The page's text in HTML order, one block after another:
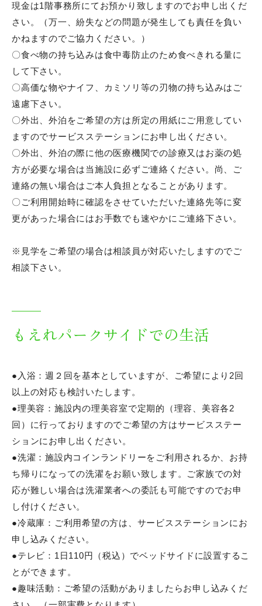
支援相談職
事務職
ケアマネージャー
特定技能実習生
その他保有資格
採用情報
看護師
介護福祉士
よくあるご質問
リハビリテーション
お食事
ご利用料金
採用関係
モエレ沼公園
行事スケジュール
最新行事情報
ご利用者様行事
ご利用者用販売
現金は1階事務所にてお預かり致しますのでお申し出くだ
さい。（万一、紛失などの問題が発生しても責任を負い
かねますのでご協力ください。）
〇食べ物の持ち込みは食中毒防止のため食べきれる量に
して下さい。
〇高価な物やナイフ、カミソリ等の刃物の持ち込みはご
遠慮下さい。
〇外出、外泊をご希望の方は所定の用紙にご用意してい
ますのでサービスステーションにお申し出ください。
〇外出、外泊の際に他の医療機関での診療又はお薬の処
方が必要な場合は当施設に必ずご連絡ください。尚、ご
連絡の無い場合はご本人負担となることがあります。
〇ご利用開始時に確認をさせていただいた連絡先等に変
更があった場合にはお手数でも速やかにご連絡下さい。
※見学をご希望の場合は相談員が対応いたしますのでご
相談下さい。
もえれパークサイドでの生活
●入浴：週２回を基本としていますが、ご希望により2回
以上の対応も検討いたします。
●理美容：施設内の理美容室で定期的（理容、美容各2
回）に行っておりますのでご希望の方はサービスステー
ションにお申し出ください。
●洗濯：施設内コインランドリーをご利用されるか、お持
ち帰りになっての洗濯をお願い致します。ご家族での対
応が難しい場合は洗濯業者への委託も可能ですのでお申
し付けください。
●冷蔵庫：ご利用希望の方は、サービスステーションにお
申し込みください。
●テレビ：1日110円（税込）でベッドサイドに設置するこ
とができます。
●趣味活動：ご希望の活動がありましたらお申し込みくだ